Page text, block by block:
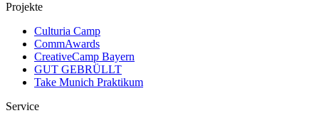
Projekte
Culturia Camp
CommAwards
CreativeCamp Bayern
GUT GEBRÜLLT
Take Munich Praktikum
Service